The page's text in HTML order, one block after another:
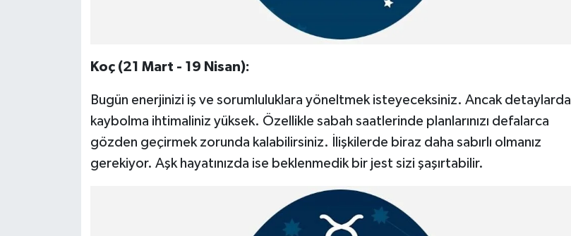
Koç (21 Mart - 19 Nisan):
Bugün enerjinizi iş ve sorumluluklara yöneltmek isteyeceksiniz. Ancak detaylarda
kaybolma ihtimaliniz yüksek. Özellikle sabah saatlerinde planlarınızı defalarca
gözden geçirmek zorunda kalabilirsiniz. İlişkilerde biraz daha sabırlı olmanız
gerekiyor. Aşk hayatınızda ise beklenmedik bir jest sizi şaşırtabilir.